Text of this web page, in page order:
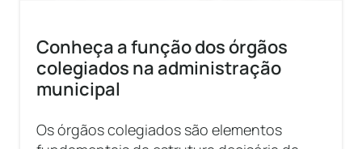
Conheça a função dos órgãos
colegiados na administração
municipal
Os órgãos colegiados são elementos